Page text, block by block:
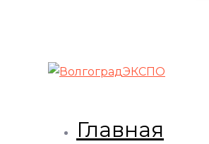
Главная